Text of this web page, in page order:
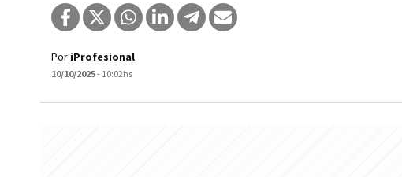
Por iProfesional
10/10/2025- 10:02hs